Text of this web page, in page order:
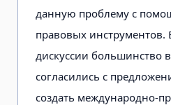
данную проблему с
правовых инструментов.
дискуссии большинство
согласились с
создать международно-